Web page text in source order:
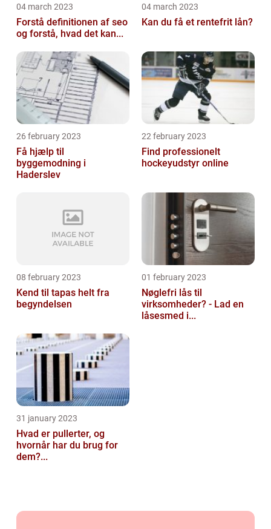
04 march 2023
Forstå definitionen af seo
og forstå, hvad det kan...
04 march 2023
Kan du få et rentefrit lån?
26 february 2023
Få hjælp til
byggemodning i
Haderslev
22 february 2023
Find professionelt
hockeyudstyr online
08 february 2023
Kend til tapas helt fra
begyndelsen
01 february 2023
Nøglefri lås til
virksomheder? - Lad en
låsesmed i...
31 january 2023
Hvad er pullerter, og
hvornår har du brug for
dem?...